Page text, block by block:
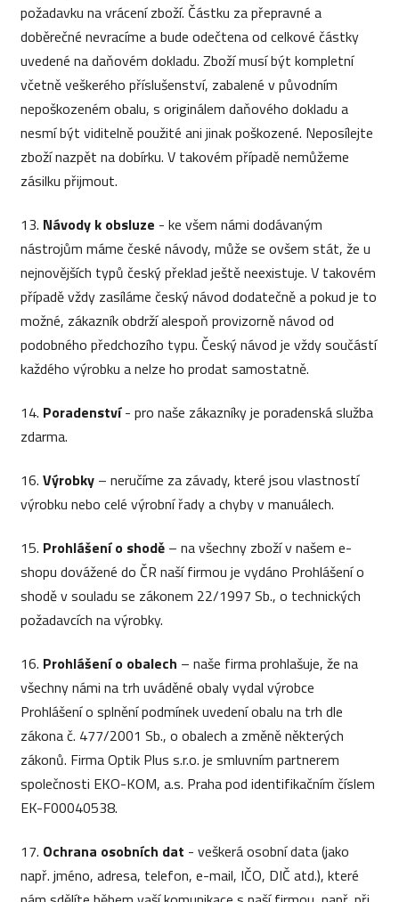
požadavku na vrácení zboží. Částku za přepravné a
doběrečné nevracíme a bude odečtena od celkové částky
uvedené na daňovém dokladu. Zboží musí být kompletní
včetně veškerého příslušenství, zabalené v původním
nepoškozeném obalu, s originálem daňového dokladu a
nesmí být viditelně použité ani jinak poškozené. Neposílejte
zboží nazpět na dobírku. V takovém případě nemůžeme
zásilku přijmout.
13. Návody k obsluze - ke všem námi dodávaným
nástrojům máme české návody, může se ovšem stát, že u
nejnovějších typů český překlad ještě neexistuje. V takovém
případě vždy zasíláme český návod dodatečně a pokud je to
možné, zákazník obdrží alespoň provizorně návod od
podobného předchozího typu. Český návod je vždy součástí
každého výrobku a nelze ho prodat samostatně.
14. Poradenství- pro naše zákazníky je poradenská služba
zdarma.
16.Výrobky – neručíme za závady, které jsou vlastností
výrobku nebo celé výrobní řady a chyby v manuálech.
15. Prohlášení o shodě – na všechny zboží v našem e-
shopu dovážené do ČR naší firmou je vydáno Prohlášení o
shodě v souladu se zákonem 22/1997 Sb., o technických
požadavcích na výrobky.
16. Prohlášení o obalech – naše firma prohlašuje, že na
všechny námi na trh uváděné obaly vydal výrobce
Prohlášení o splnění podmínek uvedení obalu na trh dle
zákona č. 477/2001 Sb., o obalech a změně některých
zákonů. Firma Optik Plus s.r.o. je smluvním partnerem
společnosti EKO-KOM, a.s. Praha pod identifikačním číslem
EK-F00040538.
17. Ochrana osobních dat - veškerá osobní data (jako
např. jméno, adresa, telefon, e-mail, IČO, DIČ atd.), které